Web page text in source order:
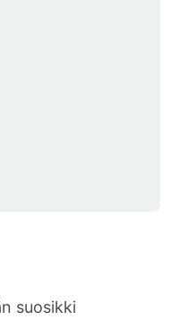
suosikki